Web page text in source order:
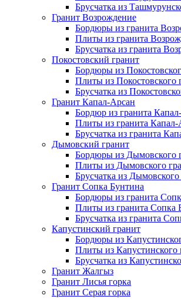
Брусчатка из
Гранит Возрождение
Бордюры из гранита
Плиты из гранита
Брусчатка из гранита
Покостовский гранит
Бордюры из
Плиты из Покостовского
Брусчатка из
Гранит Капал-Арсан
Бордюр из гранита
Плиты из гранита Капал-
Брусчатка из гранита
Дымовский гранит
Бордюры из Дымовского
Плиты из Дымовского
Брусчатка из Дымовского
Гранит Сопка Бунтина
Бордюры из гранита
Плиты из гранита Сопка
Брусчатка из гранита
Капустинский гранит
Бордюры из
Плиты из Капустинского
Брусчатка из
Гранит Жалгыз
Гранит Лисья горка
Гранит Серая горка